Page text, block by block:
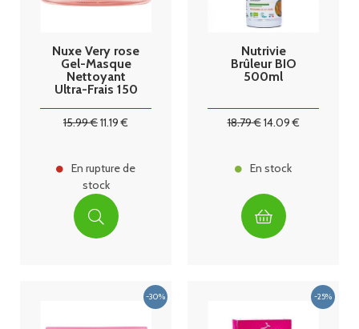
Nuxe Very rose
Gel-Masque
Nettoyant
Ultra-Frais 150
15.99€11.19 €
En rupture de
stock
Nutrivie
Brûleur BIO
500ml
18.79€14.09€
En stock